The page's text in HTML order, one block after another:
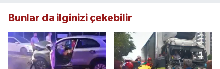
Bunlar da ilginizi çekebilir